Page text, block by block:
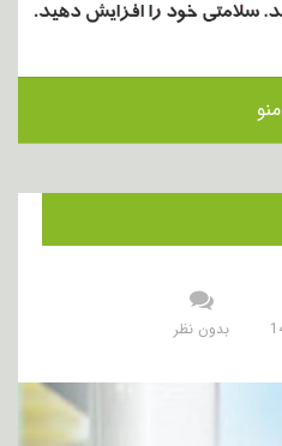
منو
بدون نظر